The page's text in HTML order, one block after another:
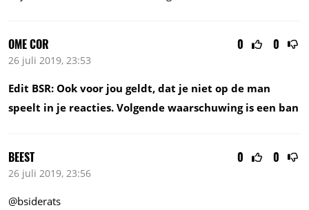
0 0
OME COR
26 juli 2019, 23:53
Edit BSR: Ook voor jou geldt, dat je niet op de man
speelt in je reacties. Volgende waarschuwing is een ban
0 0
BEEST
26 juli 2019, 23:56
@bsiderats